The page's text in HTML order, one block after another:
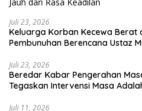
Juli 23, 2026
Keluarga Korban Kecewa Berat
Pembunuhan Berencana Ustaz
Juli 23, 2026
Beredar Kabar Pengerahan
Tegaskan Intervensi Masa
Juli 11, 2026